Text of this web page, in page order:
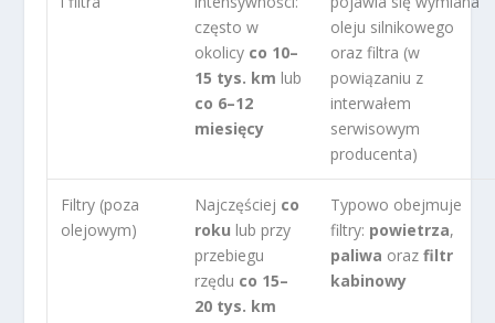
często w
okolicy co 10–
15 tys. km lub
co 6–12
miesięcy
oleju silnikowego
oraz filtra (w
powiązaniu z
interwałem
serwisowym
producenta)
Filtry (poza
olejowym)
Najczęściej co
roku lub przy
przebiegu
rzędu co 15–
20 tys. km
Typowo obejmuje
filtry: powietrza,
paliwa orazfiltr
kabinowy